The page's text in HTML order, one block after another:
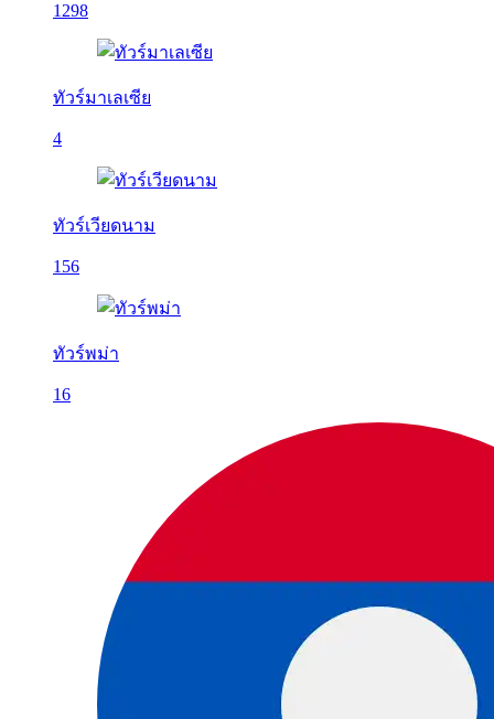
1298
ทัวร์มาเลเซีย
4
ทัวร์เวียดนาม
156
ทัวร์พม่า
16